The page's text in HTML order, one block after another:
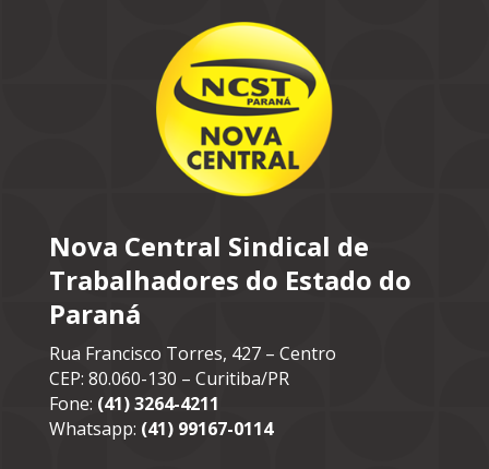
Nova Central Sindical de
Trabalhadores do Estado do
Paraná
Rua Francisco Torres, 427 – Centro
CEP: 80.060-130 – Curitiba/PR
Fone: (41) 3264-4211
Whatsapp: (41) 99167-0114